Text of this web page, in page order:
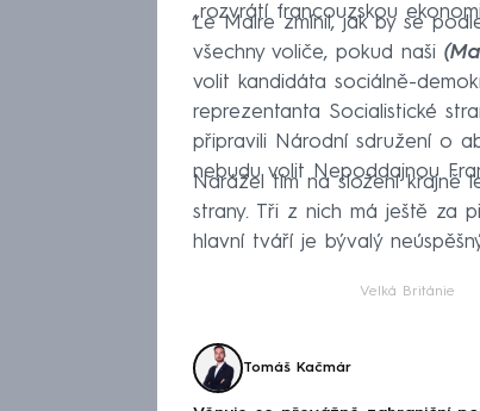
„rozvrátí francouzskou
Le Maire zmínil, jak by se
všechny voliče, pokud naši
volit kandidáta sociálně-
reprezentanta Socialistické
připravili Národní sdružení o
nebudu volit Nepoddajnou
Narážel tím na složení krajně
strany. Tři z nich má ještě za
hlavní tváří je bývalý
Velká Británie
Tomáš Kačmár